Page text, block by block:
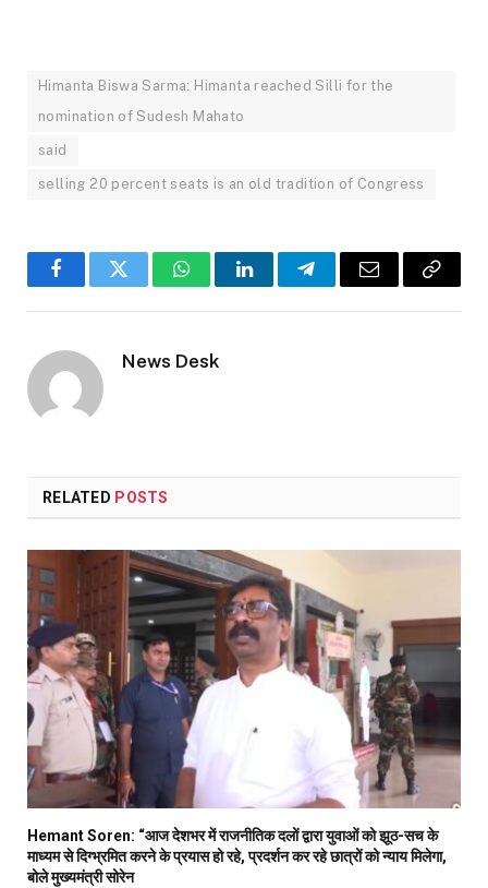
Himanta Biswa Sarma: Himanta reached Silli for the
nomination of Sudesh Mahato
said
selling 20 percent seats is an old tradition of Congress
FacebookTwitter WhatsAppLinkedInTelegramEmail
Copy
News Desk
RELATED POSTS
Hemant Soren: “आज देशभर में राजनीतिक दलों द्वारा युवाओं को झूठ-सच के
माध्यम से दिग्भ्रमित करने के प्रयास हो रहे, प्रदर्शन कर रहे छात्रों को न्याय मिलेगा,
बोले मुख्यमंत्री सोरेन